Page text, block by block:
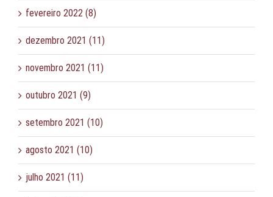
fevereiro 2022 (8)
dezembro 2021 (11)
novembro 2021 (11)
outubro 2021 (9)
setembro 2021 (10)
agosto 2021 (10)
julho 2021 (11)